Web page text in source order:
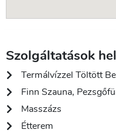
Szolgáltatások
Termálvízzel Töltött
Finn Szauna,
Masszázs
Étterem